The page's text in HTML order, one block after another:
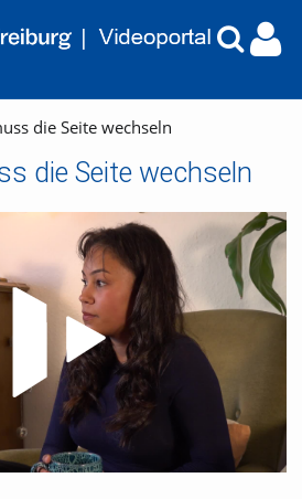
die Seite wechseln
die Seite wechseln